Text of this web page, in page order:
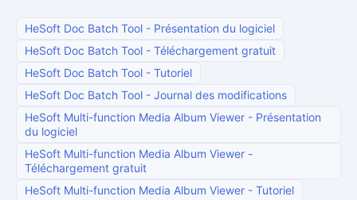
HeSoft Doc Batch Tool - Présentation du logiciel
HeSoft Doc Batch Tool - Téléchargement gratuit
HeSoft Doc Batch Tool - Tutoriel
HeSoft Doc Batch Tool - Journal des modifications
HeSoft Multi-function Media Album Viewer - Présentation
du logiciel
HeSoft Multi-function Media Album Viewer -
Téléchargement gratuit
HeSoft Multi-function Media Album Viewer - Tutoriel